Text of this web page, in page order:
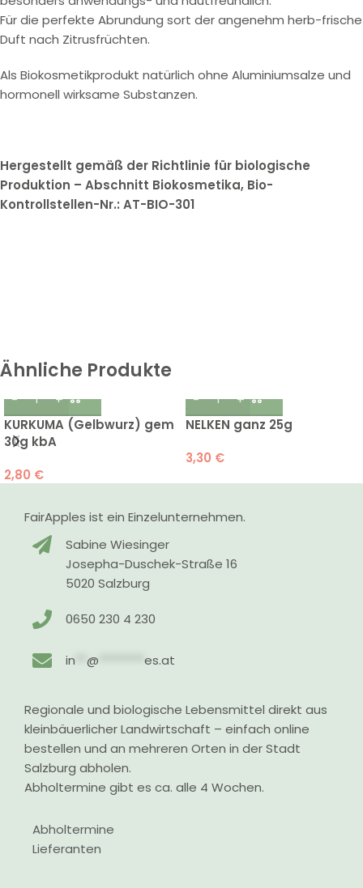
Für die perfekte Abrundung sort der angenehm herb-frische
Duft nach Zitrusfrüchten.
Als Biokosmetikprodukt natürlich ohne Aluminiumsalze und
hormonell wirksame Substanzen.
Hergestellt gemäß der Richtlinie für biologische
Produktion – Abschnitt Biokosmetika, Bio-
Kontrollstellen-Nr.: AT-BIO-301
Ähnliche Produkte
KURKUMA (Gelbwurz) gem
30g kbA
2,80 €
NELKEN ganz 25g
3,30 €
FairApples ist ein Einzelunternehmen.
Sabine Wiesinger
Josepha-Duschek-Straße 16
5020 Salzburg
0650 230 4 230
in **@ ********es.at
Regionale und biologische Lebensmittel direkt aus
kleinbäuerlicher Landwirtschaft – einfach online
bestellen und an mehreren Orten in der Stadt
Salzburg abholen.
Abholtermine gibt es ca. alle 4 Wochen.
Abholtermine
Lieferanten